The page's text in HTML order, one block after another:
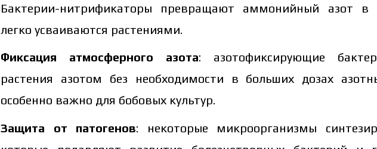
Бактерии-нитрификаторы превращают аммонийный азот в
легко усваиваются растениями.
Фиксация атмосферного азота:
азотофиксирующие
растения азотом без необходимости в больших дозах
особенно важно для бобовых культур.
Защита от патогенов: некоторые микроорганизмы